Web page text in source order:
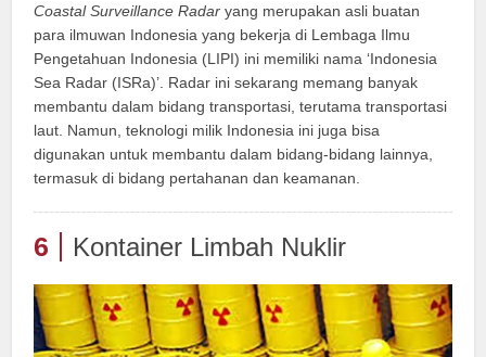
Coastal Surveillance Radar yang merupakan asli buatan
para ilmuwan Indonesia yang bekerja di Lembaga Ilmu
Pengetahuan Indonesia (LIPI) ini memiliki nama ‘Indonesia
Sea Radar (ISRa)’. Radar ini sekarang memang banyak
membantu dalam bidang transportasi, terutama transportasi
laut. Namun, teknologi milik Indonesia ini juga bisa
digunakan untuk membantu dalam bidang-bidang lainnya,
termasuk di bidang pertahanan dan keamanan.
6 Kontainer Limbah Nuklir